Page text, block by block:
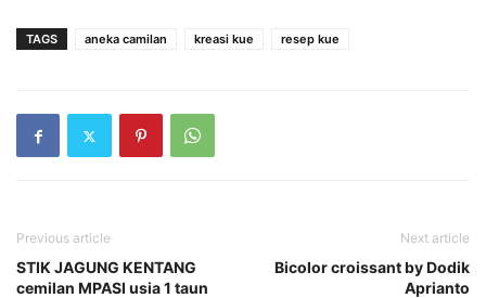
TAGS aneka camilan kreasi kue resep kue
Previous article
STIK JAGUNG KENTANG
cemilan MPASI usia 1 taun
Next article
Bicolor croissant by Dodik
Aprianto